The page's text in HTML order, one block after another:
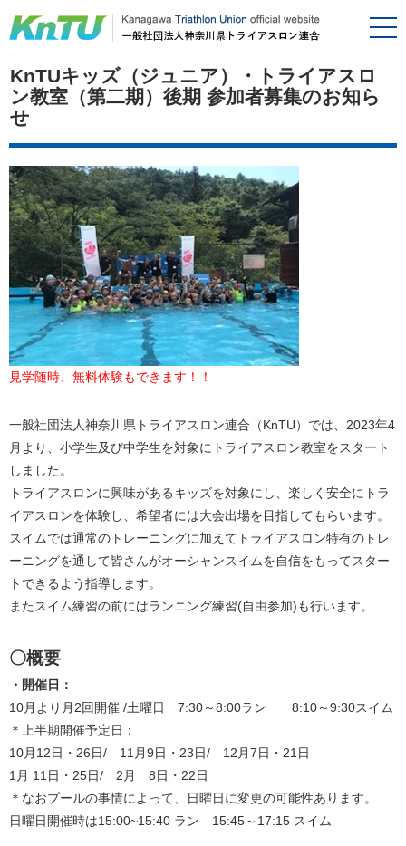
KnTUキッズ（ジュニア）・トライアスロ
ン教室（第二期）後期 参加者募集のお知ら
せ
見学随時、無料体験もできます！！
一般社団法人神奈川県トライアスロン連合（KnTU）では、2023年4
月より、小学生及び中学生を対象にトライアスロン教室をスタート
しました。
トライアスロンに興味があるキッズを対象にし、楽しく安全にトラ
イアスロンを体験し、希望者には大会出場を目指してもらいます。
スイムでは通常のトレーニングに加えてトライアスロン特有のトレ
ーニングを通して皆さんがオーシャンスイムを自信をもってスター
トできるよう指導します。
またスイム練習の前にはランニング練習(自由参加)も行います。
〇概要
・開催日：
10月より月2回開催 /土曜日 7:30～8:00ラン 8:10～9:30スイム
＊上半期開催予定日：
10月12日・26日/ 11月9日・23日/ 12月7日・21日
1月 11日・25日/ 2月 8日・22日
＊なおプールの事情によって、日曜日に変更の可能性あります。
日曜日開催時は15:00~15:40 ラン 15:45～17:15 スイム